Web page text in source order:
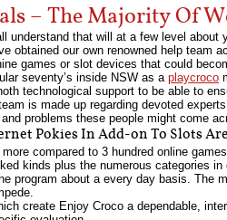
– The Majority Of
understand that will at a few level
obtained our own renowned help
games or slot devices that could
seventy’s inside NSW as a playcroco
technological support to be able to
is made up regarding devoted
problems these people might come
Pokies In Add-on To Slots
compared to 3 hundred online
kinds plus the numerous categories
program about a every day basis.
create Enjoy Croco a dependable,